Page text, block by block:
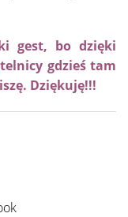
gest, bo dzięki
gdzieś tam
Dziękuję!!!